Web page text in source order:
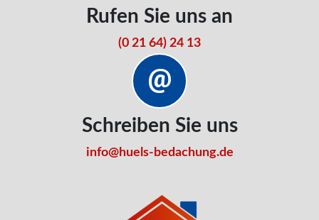
Rufen Sie uns an
(0 21 64) 24 13
Schreiben Sie uns
info@huels-bedachung.de